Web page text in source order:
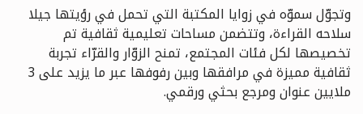
وتجوّل سموّه في زوايا المكتبة التي تحمل في رؤيتها جيلا
سلاحه القراءة، وتتضمن مساحات تعليمية ثقافية تم
تخصيصها لكل فئات المجتمع، تمنح الزوّار والقرّاء تجربة
ثقافية مميزة في مرافقها وبين رفوفها عبر ما يزيد على 3
ملايين عنوان ومرجع بحثي ورقمي.